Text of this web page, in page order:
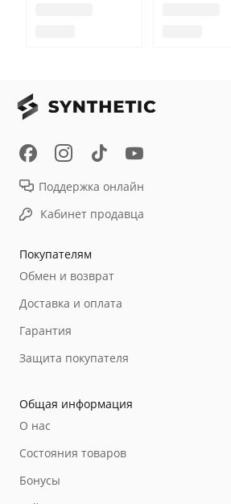
Покупателям
Обмен и возврат
Доставка и оплата
Гарантия
Защита покупателя
Общая информация
О нас
Состояния товаров
Бонусы
Поддержка онлайн
Кабинет продавца